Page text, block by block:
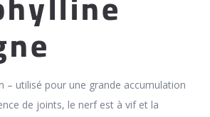
– utilisé pour une grande accumulation
de joints, le nerf est à vif et la